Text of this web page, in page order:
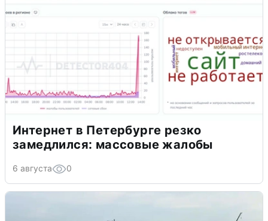
Интернет в Петербурге резко
замедлился: массовые жалобы
6 августа 0